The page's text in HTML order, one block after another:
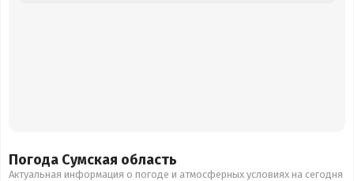
Погода Сумская область
Актуальная информация о погоде и атмосферных условиях на сегодня